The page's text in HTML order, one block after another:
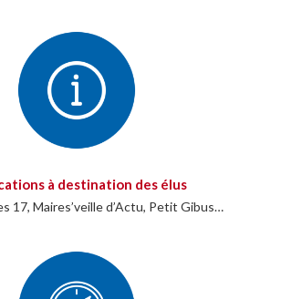
à destination des élus
17, Maires’veille d’Actu, Petit Gibus…